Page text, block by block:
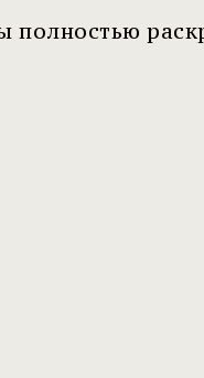
полностью